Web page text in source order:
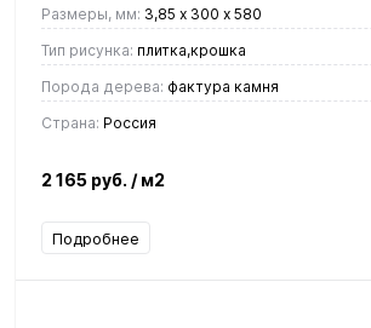
Размеры, мм: 3,85 х 300 х 580
Тип рисунка: плитка,крошка
Порода дерева: фактура камня
Страна: Россия
2 165 руб. / м2
Подробнее